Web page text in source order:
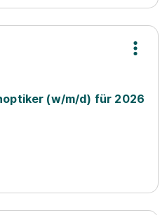
(w/m/d) für 2026